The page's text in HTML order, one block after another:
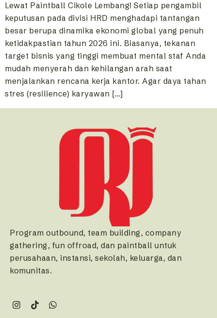
Lewat Paintball Cikole Lembang! Setiap pengambil
keputusan pada divisi HRD menghadapi tantangan
besar berupa dinamika ekonomi global yang penuh
ketidakpastian tahun 2026 ini. Biasanya, tekanan
target bisnis yang tinggi membuat mental staf Anda
mudah menyerah dan kehilangan arah saat
menjalankan rencana kerja kantor. Agar daya tahan
stres (resilience) karyawan […]
Program outbound, team building, company
gathering, fun offroad, dan paintball untuk
perusahaan, instansi, sekolah, keluarga, dan
komunitas.